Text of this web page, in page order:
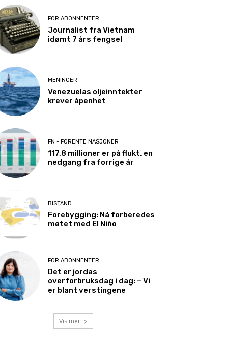
FOR ABONNENTER
Journalist fra Vietnam
idømt 7 års fengsel
MENINGER
Venezuelas oljeinntekter
krever åpenhet
FN - FORENTE NASJONER
117,8 millioner er på flukt, en
nedgang fra forrige år
BISTAND
Forebygging: Nå forberedes
møtet med El Niño
FOR ABONNENTER
Det er jordas
overforbruksdag i dag: – Vi
er blant verstingene
Vis mer